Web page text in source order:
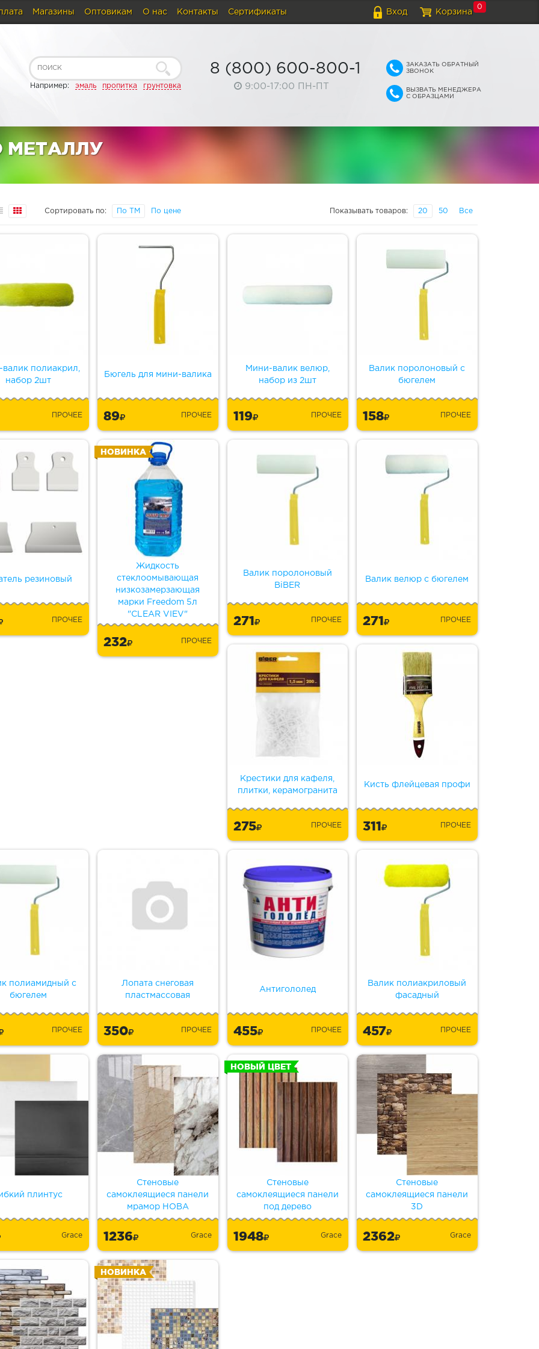
Вход Корзина
0
Магазины Оптовикам О нас Контакты Сертификаты
Например: эмаль пропитка грунтовка
8 (800) 600-800-1
9:00-17:00 ПН-ПТ
ЗАКАЗАТЬ ОБРАТНЫЙ
ЗВОНОК
ВЫЗВАТЬ МЕНЕДЖЕРА
С ОБРАЗЦАМИ
МЕТАЛЛУ
Сортировать по: По ТМ По цене Показывать товаров: 20 50 Все
полиакрил,
набор 2шт
ПРОЧЕЕ
Бюгель для мини-валика
89 ПРОЧЕЕ
Мини-валик велюр,
набор из 2шт
119 ПРОЧЕЕ
Валик поролоновый с
бюгелем
158 ПРОЧЕЕ
резиновый
ПРОЧЕЕ
Жидкость
стеклоомывающая
низкозамерзающая
марки Freedom 5л
"CLEAR VIEV"
НОВИНКА
232 ПРОЧЕЕ
Валик поролоновый
BiBER
271 ПРОЧЕЕ
Валик велюр с бюгелем
271 ПРОЧЕЕ
Крестики для кафеля,
плитки, керамогранита
275 ПРОЧЕЕ
Кисть флейцевая профи
311 ПРОЧЕЕ
полиамидный с
бюгелем
ПРОЧЕЕ
Лопата снеговая
пластмассовая
350 ПРОЧЕЕ
Антигололед
455 ПРОЧЕЕ
Валик полиакриловый
фасадный
457 ПРОЧЕЕ
плинтус
Grace
Стеновые
самоклеящиеся панели
мрамор НОВА
1236 Grace
Стеновые
самоклеящиеся панели
под дерево
НОВЫЙ ЦВЕТ
1948 Grace
Стеновые
самоклеящиеся панели
3D
2362 Grace
НОВИНКА